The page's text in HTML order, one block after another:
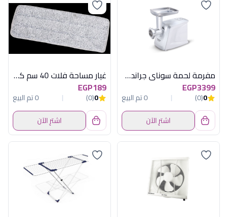
مفرمة لحمة سوناى جراندو 1600 ابيض مصرى
EGP3399
0
(0)
0 تم البيع
اشترِ الآن
غيار مساحة فلات 40 سم كلينر
EGP189
0
(0)
0 تم البيع
اشترِ الآن